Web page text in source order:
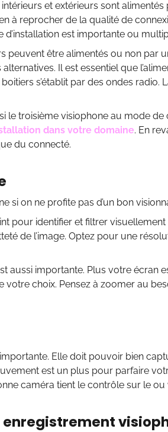
et extérieurs sont
à reprocher de la qualité de
est importante ou
peuvent être alimentés ou non par
Il est essentiel que
s’établit par des ondes radio.
le troisième visiophone au mode
dans votre domaine. En
du connecté.
si on ne profite pas d’un bon
pour identifier et filtrer
de l’image. Optez pour une
aussi importante. Plus votre écran
votre choix. Pensez à zoomer au
Elle doit pouvoir bien
est un plus pour parfaire
caméra tient le contrôle sur le ou